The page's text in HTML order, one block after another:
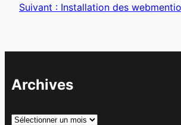
Suivant : Installation des
Archives
A